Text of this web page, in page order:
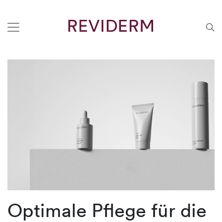
Optimale Pflege für die